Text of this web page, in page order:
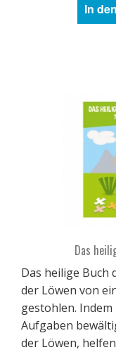
In
Das
Das heilige Buch
der Löwen von
gestohlen.
Aufgaben
der Löwen,